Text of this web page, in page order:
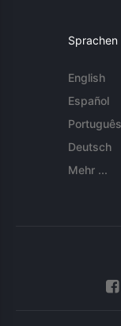
Sprachen
English
Español
Português
Deutsch
Mehr ...